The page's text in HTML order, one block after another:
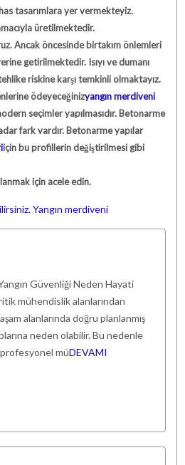
tasarımlara yer vermekteyiz.
üretilmektedir.
Ancak öncesinde birtakım önlemleri
getirilmektedir. Isıyı ve dumanı
riskine karşı temkinli olmaktayız.
ödeyeceğinizyangın merdiveni
seçimler yapılmasıdır. Betonarme
fark vardır. Betonarme yapılar
için bu profillerin değiştirilmesi gibi
için acele edin.
Yangın merdiveni
Güvenliği Neden Hayati
mühendislik alanlarından
alanlarında doğru planlanmış
neden olabilir. Bu nedenle
profesyonel müDEVAMI